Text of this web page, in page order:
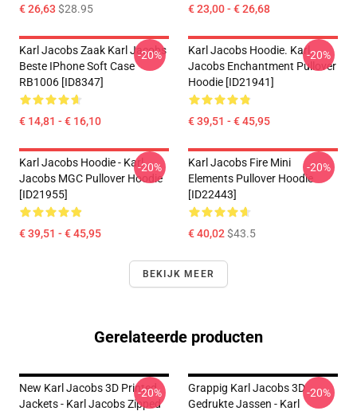
€ 26,63 $28.95 € 23,00 - € 26,68
Karl Jacobs Zaak Karl Jacobs
Beste IPhone Soft Case
RB1006 [ID8347]
€ 14,81 - € 16,10
-20%
Karl Jacobs Hoodie. Karl
Jacobs Enchantment Pullover
Hoodie [ID21941]
€ 39,51 - € 45,95
-20%
Karl Jacobs Hoodie - Karl
Jacobs MGC Pullover Hoodie
[ID21955]
€ 39,51 - € 45,95
-20%
Karl Jacobs Fire Mini
Elements Pullover Hoodie
[ID22443]
€ 40,02$43.5
-20%
BEKIJK MEER
Gerelateerde producten
New Karl Jacobs 3D Printed
Jackets - Karl Jacobs Zipped
-20%
Grappig Karl Jacobs 3D
Gedrukte Jassen - Karl
-20%